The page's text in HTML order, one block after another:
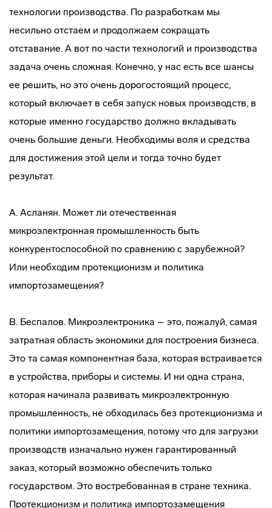
технологии производства. По разработкам мы
несильно отстаем и продолжаем сокращать
отставание. А вот по части технологий и производства
задача очень сложная. Конечно, у нас есть все шансы
ее решить, но это очень дорогостоящий процесс,
который включает в себя запуск новых производств, в
которые именно государство должно вкладывать
очень большие деньги. Необходимы воля и средства
для достижения этой цели и тогда точно будет
результат.
А. Асланян. Может ли отечественная
микроэлектронная промышленность быть
конкурентоспособной по сравнению с зарубежной?
Или необходим протекционизм и политика
импортозамещения?
В. Беспалов. Микроэлектроника – это, пожалуй, самая
затратная область экономики для построения бизнеса.
Это та самая компонентная база, которая встраивается
в устройства, приборы и системы. И ни одна страна,
которая начинала развивать микроэлектронную
промышленность, не обходилась без протекционизма и
политики импортозамещения, потому что для загрузки
производств изначально нужен гарантированный
заказ, который возможно обеспечить только
государством. Это востребованная в стране техника.
Протекционизм и политика импортозамещения